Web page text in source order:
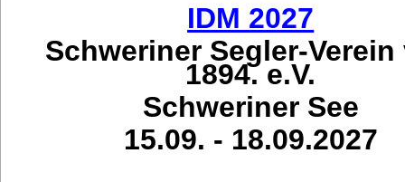
IDM 2027
Schweriner Segler-Verein
1894. e.V.
Schweriner See
15.09. - 18.09.2027